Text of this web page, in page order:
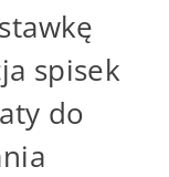
spisek
do